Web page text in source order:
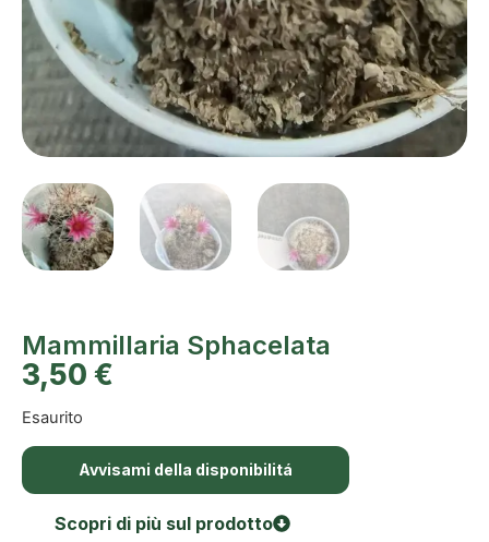
Mammillaria Sphacelata
3,50 €
Esaurito
Avvisami della disponibilitá
Scopri di più sul prodotto